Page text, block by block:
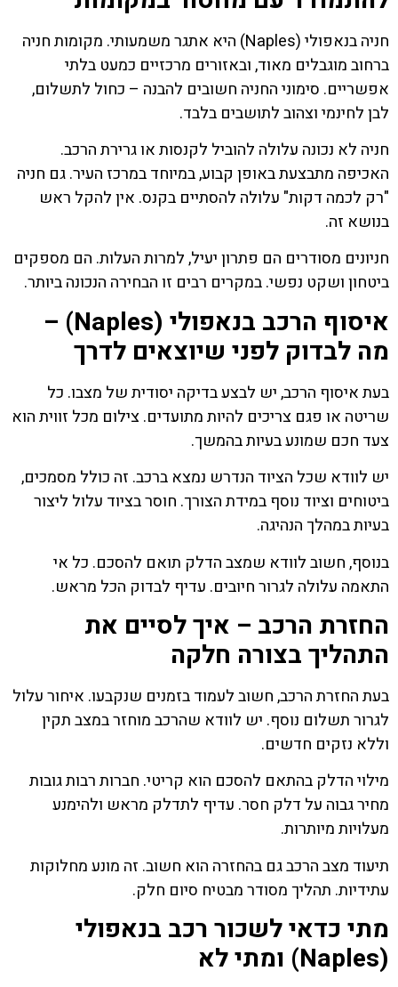
חניה בנאפולי (Naples) היא אתגר משמעותי. מקומות חניה
ברחוב מוגבלים מאוד, ובאזורים מרכזיים כמעט בלתי
אפשריים. סימוני החניה חשובים להבנה – כחול לתשלום,
לבן לחינמי וצהוב לתושבים בלבד.
חניה לא נכונה עלולה להוביל לקנסות או גרירת הרכב.
האכיפה מתבצעת באופן קבוע, במיוחד במרכז העיר. גם חניה
"רק לכמה דקות" עלולה להסתיים בקנס. אין להקל ראש
בנושא זה.
חניונים מסודרים הם פתרון יעיל, למרות העלות. הם מספקים
ביטחון ושקט נפשי. במקרים רבים זו הבחירה הנכונה ביותר.
איסוף הרכב בנאפולי (Naples) –
מה לבדוק לפני שיוצאים לדרך
בעת איסוף הרכב, יש לבצע בדיקה יסודית של מצבו. כל
שריטה או פגם צריכים להיות מתועדים. צילום מכל זווית הוא
צעד חכם שמונע בעיות בהמשך.
יש לוודא שכל הציוד הנדרש נמצא ברכב. זה כולל מסמכים,
ביטוחים וציוד נוסף במידת הצורך. חוסר בציוד עלול ליצור
בעיות במהלך הנהיגה.
בנוסף, חשוב לוודא שמצב הדלק תואם להסכם. כל אי
התאמה עלולה לגרור חיובים. עדיף לבדוק הכל מראש.
החזרת הרכב – איך לסיים את
התהליך בצורה חלקה
בעת החזרת הרכב, חשוב לעמוד בזמנים שנקבעו. איחור עלול
לגרור תשלום נוסף. יש לוודא שהרכב מוחזר במצב תקין
וללא נזקים חדשים.
מילוי הדלק בהתאם להסכם הוא קריטי. חברות רבות גובות
מחיר גבוה על דלק חסר. עדיף לתדלק מראש ולהימנע
מעלויות מיותרות.
תיעוד מצב הרכב גם בהחזרה הוא חשוב. זה מונע מחלוקות
עתידיות. תהליך מסודר מבטיח סיום חלק.
מתי כדאי לשכור רכב בנאפולי
(Naples) ומתי לא